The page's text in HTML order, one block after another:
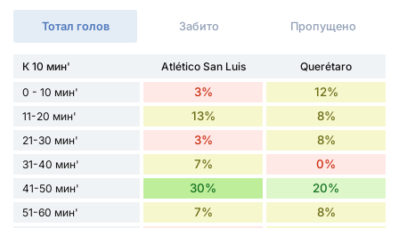
Тотал голов Забито Пропущено
К 10 мин' Atlético San Luis
Querétaro
0 - 10 мин'
3% 12%
11-20 мин' 13% 8%
21-30 мин' 3% 8%
31-40 мин' 7% 0%
41-50 мин' 30% 20%
51-60 мин' 7% 8%